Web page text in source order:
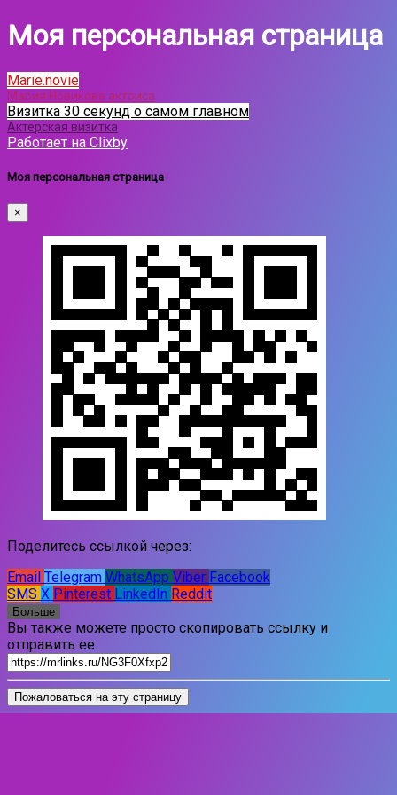
Моя персональная страница
Marie.novie
Мария Новикова актриса
Визитка 30 секунд о самом главном
Актерская визитка
Работает на Clixby
Моя персональная страница
×
Поделитесь ссылкой через:
Email Telegram WhatsApp Viber Facebook
SMS X Pinterest LinkedIn Reddit
Больше
Вы также можете просто скопировать ссылку и
отправить ее.
Пожаловаться на эту страницу